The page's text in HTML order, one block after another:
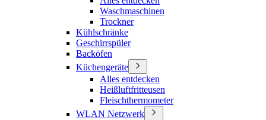
Waschmaschinen
Trockner
Kühlschränke
Geschirrspüler
Backöfen
Küchengeräte
Alles entdecken
Heißluftfritteusen
Fleischthermometer
WLAN Netzwerk